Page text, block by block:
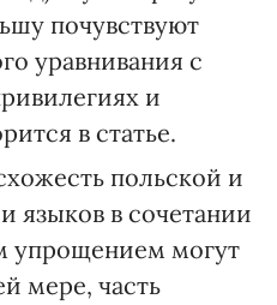
почувствуют
уравнивания с
и
в статье.
польской и
языков в сочетании
упрощением могут
мере, часть